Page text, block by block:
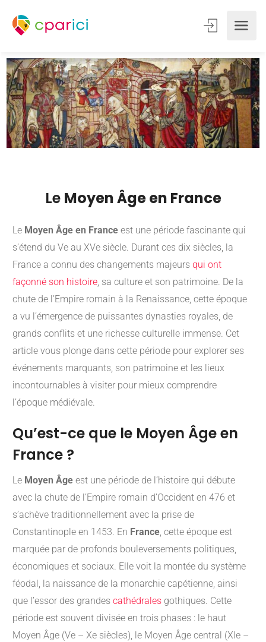
Le Moyen Âge en France
Le Moyen Âge en France est une période fascinante qui
s’étend du Ve au XVe siècle. Durant ces dix siècles, la
France a connu des changements majeurs qui ont
façonné son histoire , sa culture et son patrimoine. De la
chute de l’Empire romain à la Renaissance, cette époque
a vu l’émergence de puissantes dynasties royales, de
grands conflits et une richesse culturelle immense. Cet
article vous plonge dans cette période pour explorer ses
événements marquants, son patrimoine et les lieux
incontournables à visiter pour mieux comprendre
l’époque médiévale.
Qu’est-ce que le Moyen Âge en
France ?
Le Moyen Âge est une période de l’histoire qui débute
avec la chute de l’Empire romain d’Occident en 476 et
s’achève traditionnellement avec la prise de
Constantinople en 1453. En France , cette époque est
marquée par de profonds bouleversements politiques,
économiques et sociaux. Elle voit la montée du système
féodal, la naissance de la monarchie capétienne, ainsi
que l’essor des grandes cathédrales gothiques. Cette
période est souvent divisée en trois phases : le haut
Moyen Âge (Ve – Xe siècles), le Moyen Âge central (XIe –